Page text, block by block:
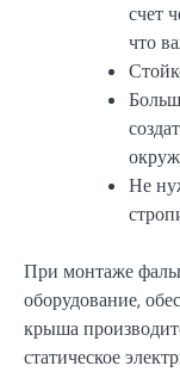
счет
что
Не
При монтаже
оборудование,
крыша
статическое